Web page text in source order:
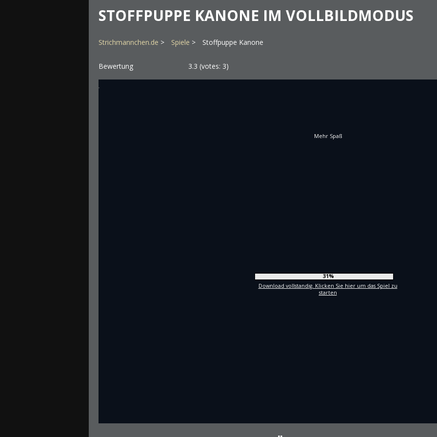
STOFFPUPPE KANONE IM VOLLBILDMODUS
Strichmannchen.de Spiele Stoffpuppe Kanone
Bewertung 3.3 (votes: 3)
Mehr Spaß
33%
Download vollstandig. Klicken Sie hier um das Spiel zu
starten